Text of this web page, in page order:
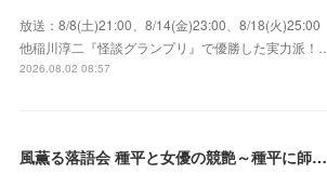
放送：8/8(土)21:00、8/14(金)23:00、8/18(火)25:00
他稲川淳二『怪談グランプリ』で優勝した実力派！…
2026.08.02 08:57
風薫る落語会 種平と女優の競艶～種平に師事した女優たちが百花繚乱に咲き誇る大人気落語会